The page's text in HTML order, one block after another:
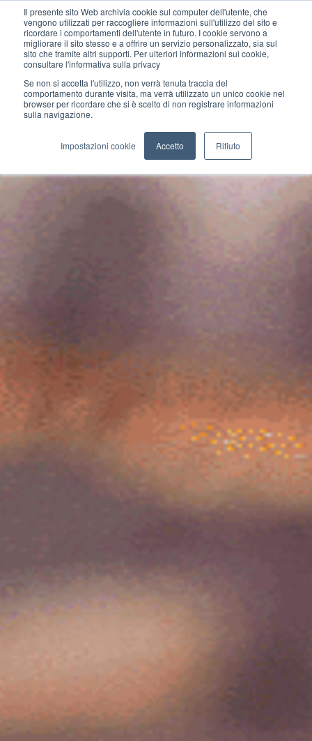
Il presente sito Web archivia cookie sul computer dell'utente, che
vengono utilizzati per raccogliere informazioni sull'utilizzo del sito e
ricordare i comportamenti dell'utente in futuro. I cookie servono a
migliorare il sito stesso e a offrire un servizio personalizzato, sia sul
sito che tramite altri supporti. Per ulteriori informazioni sui cookie,
consultare l'informativa sulla privacy
Se non si accetta l'utilizzo, non verrà tenuta traccia del
comportamento durante visita, ma verrà utilizzato un unico cookie nel
browser per ricordare che si è scelto di non registrare informazioni
sulla navigazione.
Impostazioni cookie Accetto Rifiuto